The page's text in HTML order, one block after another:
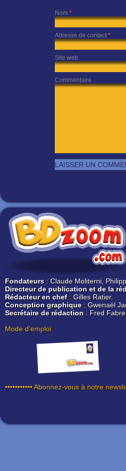
Nom *
Adresse de contact *
Site web
Commentaire
Fondateurs : Claude Moliterni,
Directeur de publication et de la
Rédacteur en chef: Gilles Ratier.
Conception graphique: Gwenaël
Secrétaire de rédaction : Fred Fabre.
Mode d'emploi
••••••••••• Abonnez-vous à notre